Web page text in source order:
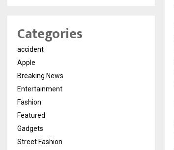
Categories
accident
Apple
Breaking News
Entertainment
Fashion
Featured
Gadgets
Street Fashion